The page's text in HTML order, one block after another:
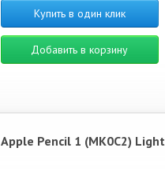
Купить в один клик
Добавить в корзину
Apple Pencil 1 (MK0C2)